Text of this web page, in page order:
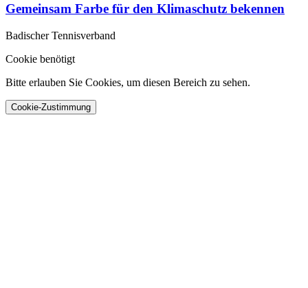
Gemeinsam Farbe für den Klimaschutz bekennen
Badischer Tennisverband
Cookie benötigt
Bitte erlauben Sie Cookies, um diesen Bereich zu sehen.
Cookie-Zustimmung